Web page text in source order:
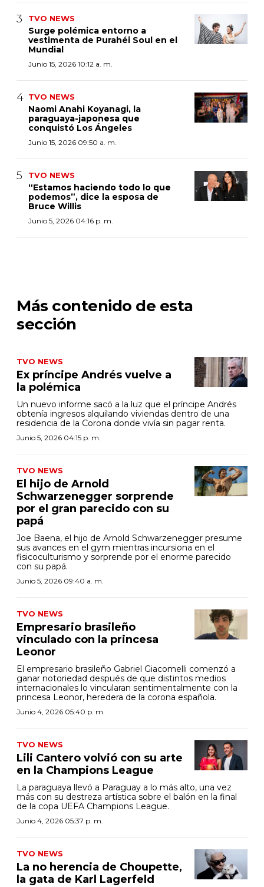
TVO NEWS
Surge polémica entorno a
vestimenta de Purahéi Soul en el
Mundial
Junio 15, 2026 10:12 a. m.
TVO NEWS
Naomi Anahi Koyanagi, la
paraguaya-japonesa que
conquistó Los Ángeles
Junio 15, 2026 09:50 a. m.
TVO NEWS
“Estamos haciendo todo lo que
podemos”, dice la esposa de
Bruce Willis
Junio 5, 2026 04:16 p. m.
Más contenido de esta
sección
TVO NEWS
Ex príncipe Andrés vuelve a
la polémica
Un nuevo informe sacó a la luz que el príncipe Andrés
obtenía ingresos alquilando viviendas dentro de una
residencia de la Corona donde vivía sin pagar renta.
Junio 5, 2026 04:15 p. m.
TVO NEWS
El hijo de Arnold
Schwarzenegger sorprende
por el gran parecido con su
papá
Joe Baena, el hijo de Arnold Schwarzenegger presume
sus avances en el gym mientras incursiona en el
fisicoculturismo y sorprende por el enorme parecido
con su papá.
Junio 5, 2026 09:40 a. m.
TVO NEWS
Empresario brasileño
vinculado con la princesa
Leonor
El empresario brasileño Gabriel Giacomelli comenzó a
ganar notoriedad después de que distintos medios
internacionales lo vincularan sentimentalmente con la
princesa Leonor, heredera de la corona española.
Junio 4, 2026 05:40 p. m.
TVO NEWS
Lili Cantero volvió con su arte
en la Champions League
La paraguaya llevó a Paraguay a lo más alto, una vez
más con su destreza artística sobre el balón en la final
de la copa UEFA Champions League.
Junio 4, 2026 05:37 p. m.
TVO NEWS
La no herencia de Choupette,
la gata de Karl Lagerfeld